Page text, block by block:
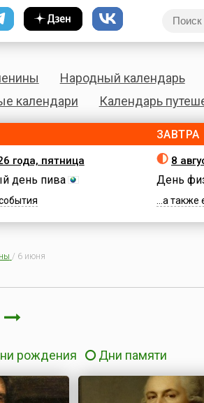
Народный календарь
календари
Календарь
года, пятница
день пива
ЗАВТРА
8
День
...а
/ 6 июня
рождения Дни памяти